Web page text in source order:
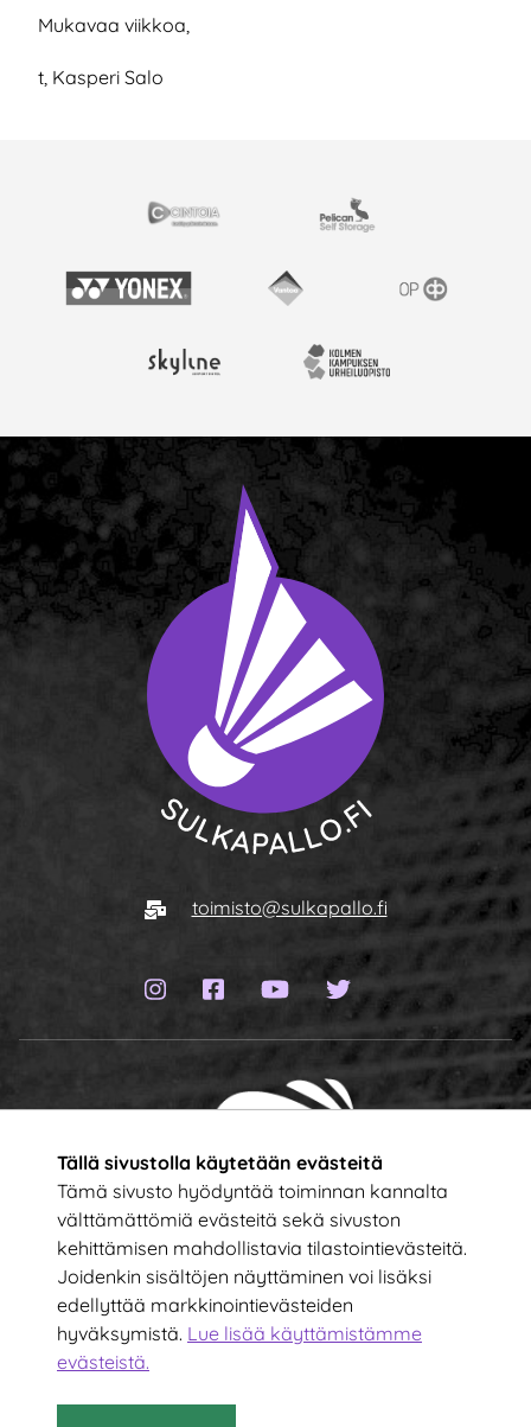
Tällä sivustolla käytetään evästeitä
Tämä sivusto hyödyntää toiminnan kannalta
välttämättömiä evästeitä sekä sivuston
kehittämisen mahdollistavia tilastointievästeitä.
Joidenkin sisältöjen näyttäminen voi lisäksi
edellyttää markkinointievästeiden
hyväksymistä. Lue lisää käyttämistämme
evästeistä.​​​​​​
Mukavaa viikkoa,
t, Kasperi Salo
Sähköposti
toimisto@sulkapallo.fi
Instagram-sivu
Facebook-sivu
YouTube-kanava
Twitter-sivu
Tilaa uutiskirje!
Kirjoita sähköpostiosoitteesi